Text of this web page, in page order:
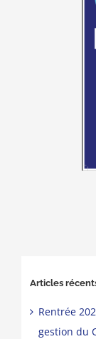
Articles
Rentrée
gestion du